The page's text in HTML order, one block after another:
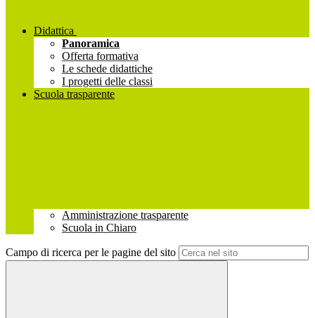
Didattica
Panoramica
Offerta formativa
Le schede didattiche
I progetti delle classi
Scuola trasparente
Amministrazione trasparente
Scuola in Chiaro
Campo di ricerca per le pagine del sito